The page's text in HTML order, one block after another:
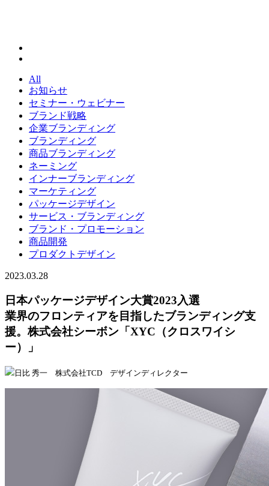
All
お知らせ
セミナー・ウェビナー
ブランド戦略
企業ブランディング
ブランディング
商品ブランディング
ネーミング
インナーブランディング
マーケティング
パッケージデザイン
サービス・ブランディング
ブランド・プロモーション
商品開発
プロダクトデザイン
2023.03.28
日本パッケージデザイン大賞2023入選
業界のフロンティアを目指したブランディング支
援。株式会社シーボン「XYC（クロスワイシ
ー）」
日比 秀一 株式会社TCD デザインディレクター